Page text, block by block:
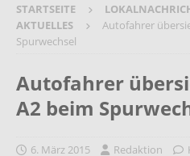
STARTSEITE
AKTUELLES
Autofahrer
Spurwechsel
Autofahrer
A2 beim
6. März 2015 Redaktion